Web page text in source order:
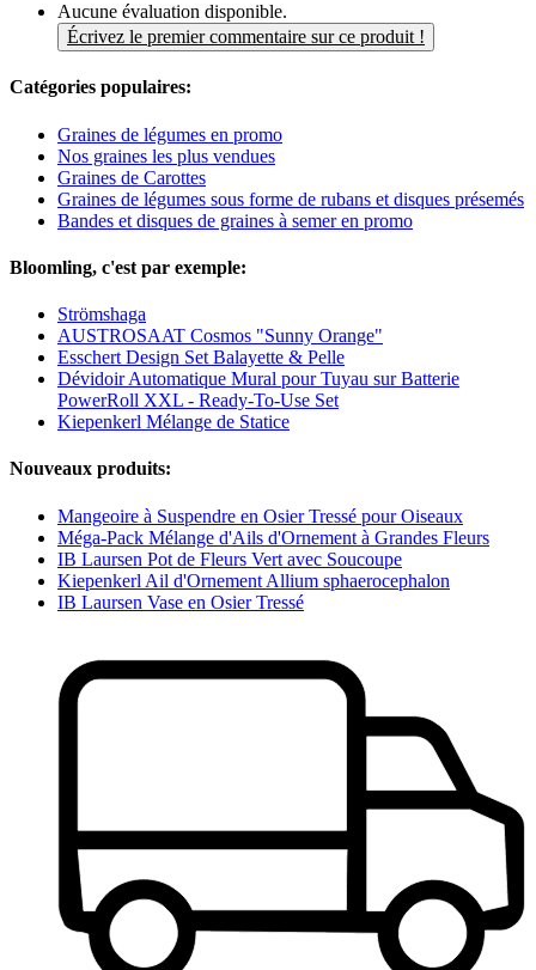
Aucune évaluation disponible.
Écrivez le premier commentaire sur ce produit !
Catégories populaires:
Graines de légumes en promo
Nos graines les plus vendues
Graines de Carottes
Graines de légumes sous forme de rubans et disques présemés
Bandes et disques de graines à semer en promo
Bloomling, c'est par exemple:
Strömshaga
AUSTROSAAT Cosmos "Sunny Orange"
Esschert Design Set Balayette & Pelle
Dévidoir Automatique Mural pour Tuyau sur Batterie
PowerRoll XXL - Ready-To-Use Set
Kiepenkerl Mélange de Statice
Nouveaux produits:
Mangeoire à Suspendre en Osier Tressé pour Oiseaux
Méga-Pack Mélange d'Ails d'Ornement à Grandes Fleurs
IB Laursen Pot de Fleurs Vert avec Soucoupe
Kiepenkerl Ail d'Ornement Allium sphaerocephalon
IB Laursen Vase en Osier Tressé